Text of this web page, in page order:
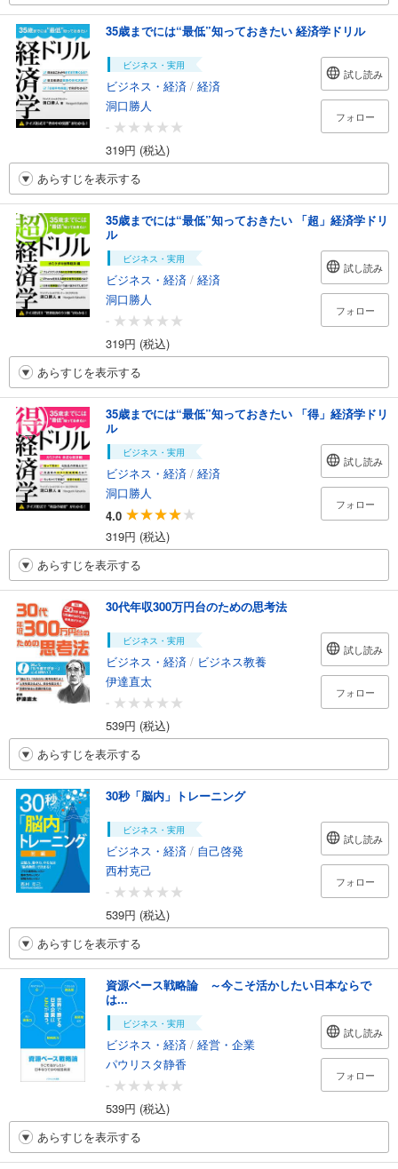
35歳までには“最低”知っておきたい 経済学ドリル
ビジネス・実用
ビジネス・経済 / 経済
洞口勝人
-
319円 (税込)
試し読み
フォロー
あらすじを表示する
35歳までには“最低”知っておきたい 「超」経済学ドリ
ル
ビジネス・実用
ビジネス・経済 / 経済
洞口勝人
-
319円 (税込)
試し読み
フォロー
あらすじを表示する
35歳までには“最低”知っておきたい 「得」経済学ドリ
ル
ビジネス・実用
ビジネス・経済 / 経済
洞口勝人
4.0
319円 (税込)
試し読み
フォロー
あらすじを表示する
30代年収300万円台のための思考法
ビジネス・実用
ビジネス・経済 / ビジネス教養
伊達直太
-
539円 (税込)
試し読み
フォロー
あらすじを表示する
30秒「脳内」トレーニング
ビジネス・実用
ビジネス・経済 / 自己啓発
西村克己
-
539円 (税込)
試し読み
フォロー
あらすじを表示する
資源ベース戦略論 ～今こそ活かしたい日本ならで
は...
ビジネス・実用
ビジネス・経済 / 経営・企業
パウリスタ静香
-
539円 (税込)
試し読み
フォロー
あらすじを表示する